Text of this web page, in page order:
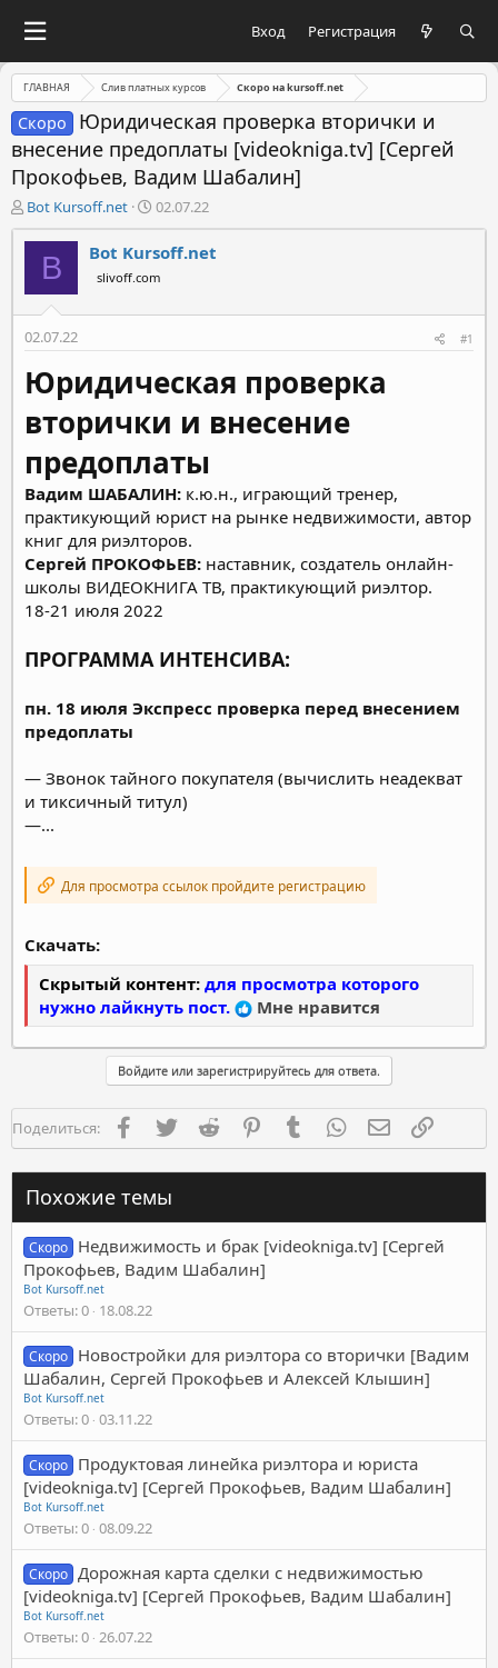
Вход Регистрация
ГЛАВНАЯ Слив платных курсов Скоро на kursoff.net
Скоро
Юридическая проверка вторички и
внесение предоплаты [videokniga.tv] [Сергей
Прокофьев, Вадим Шабалин]
А
в
т
м
Bot Kursoff.net
Д
а
т
а
н
а
а
02.07.22
B Bot Kursoff.net
slivoff.com
02.07.22 #1
Юридическая проверка
вторички и внесение
предоплаты
Вадим ШАБАЛИН: к.ю.н., играющий тренер,
практикующий юрист на рынке недвижимости, автор
книг для риэлторов.
Сергей ПРОКОФЬЕВ: наставник, создатель онлайн-
школы ВИДЕОКНИГА ТВ, практикующий риэлтор.
18-21 июля 2022
ПРОГРАММА ИНТЕНСИВА:
пн. 18 июля Экспресс проверка перед внесением
предоплаты
— Звонок тайного покупателя (вычислить неадекват
и тиксичный титул)
—...
Для просмотра ссылок пройдите регистрацию
Скачать:
Скрытый контент: для просмотра которого
нужно лайкнуть пост.
Мне нравится
Войдите или зарегистрируйтесь для ответа.
Поделиться: FacebookTwitter Reddit PinterestTumblr WhatsAppЭлектронная
Похожие темы
Скоро Недвижимость и брак [videokniga.tv] [Сергей
Прокофьев, Вадим Шабалин]
Bot Kursoff.net
Ответы 0 18.08.22
Скоро Новостройки для риэлтора со вторички [Вадим
Шабалин, Сергей Прокофьев и Алексей Клышин]
Bot Kursoff.net
Ответы 0 03.11.22
Скоро Продуктовая линейка риэлтора и юриста
[videokniga.tv] [Сергей Прокофьев, Вадим Шабалин]
Bot Kursoff.net
Ответы 0 08.09.22
Скоро Дорожная карта сделки с недвижимостью
[videokniga.tv] [Сергей Прокофьев, Вадим Шабалин]
Bot Kursoff.net
Ответы 0 26.07.22